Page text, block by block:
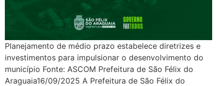
Planejamento de médio prazo estabelece diretrizes e
investimentos para impulsionar o desenvolvimento do
município Fonte: ASCOM Prefeitura de São Félix do
Araguaia16/09/2025 A Prefeitura de São Félix do